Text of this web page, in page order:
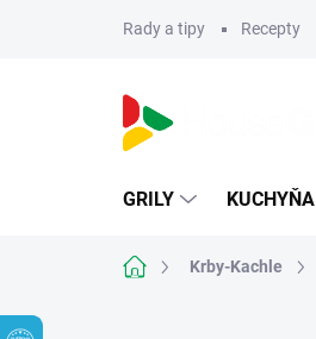
Rady a tipy Recepty
GRILY KUCHYŇA
DomovKrby-Kachle